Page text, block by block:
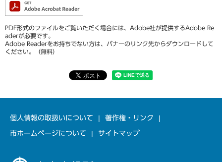
PDF形式のファイルをご覧いただく場合には、Adobe社が提供するAdobe Re
aderが必要です。
Adobe Readerをお持ちでない方は、バナーのリンク先からダウンロードして
ください。（無料）
個人情報の取扱いについて 著作権・リンク
市ホームページについて サイトマップ